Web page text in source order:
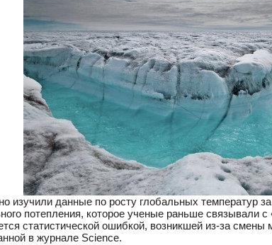
изучили данные по росту глобальных температур
потепления, которое ученые раньше связывали
статистической ошибкой, возникшей из-за смены
в журнале Science.